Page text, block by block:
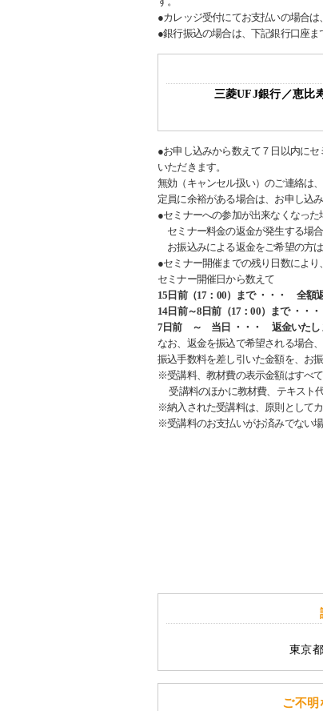
●カレッジ受付にてお支払いの場合は
●銀行振込の場合は、下記銀行口座ま
三菱UFJ銀行／恵
●お申し込みから数えて７日以内に
いただきます。
無効（キャンセル扱い）のご連絡は
定員に余裕がある場合は、お申し込み
●セミナーへの参加が出来なくなっ
セミナー料金の返金が発生する場
お振込みによる返金をご希望の方
●セミナー開催までの残り日数により
セミナー開催日から数えて
15日前（17：00）まで ・・・ 全額
14日前～8日前（17：00）まで ・・
7日前 ～ 当日 ・・・ 返金いたし
なお、返金を振込で希望される場合
振込手数料を差し引いた金額を、お振
※受講料、教材費の表示金額はすべて
受講料のほかに教材費、テキスト
※納入された受講料は、原則として
※受講料のお支払いがお済みでない
東京
ご不明